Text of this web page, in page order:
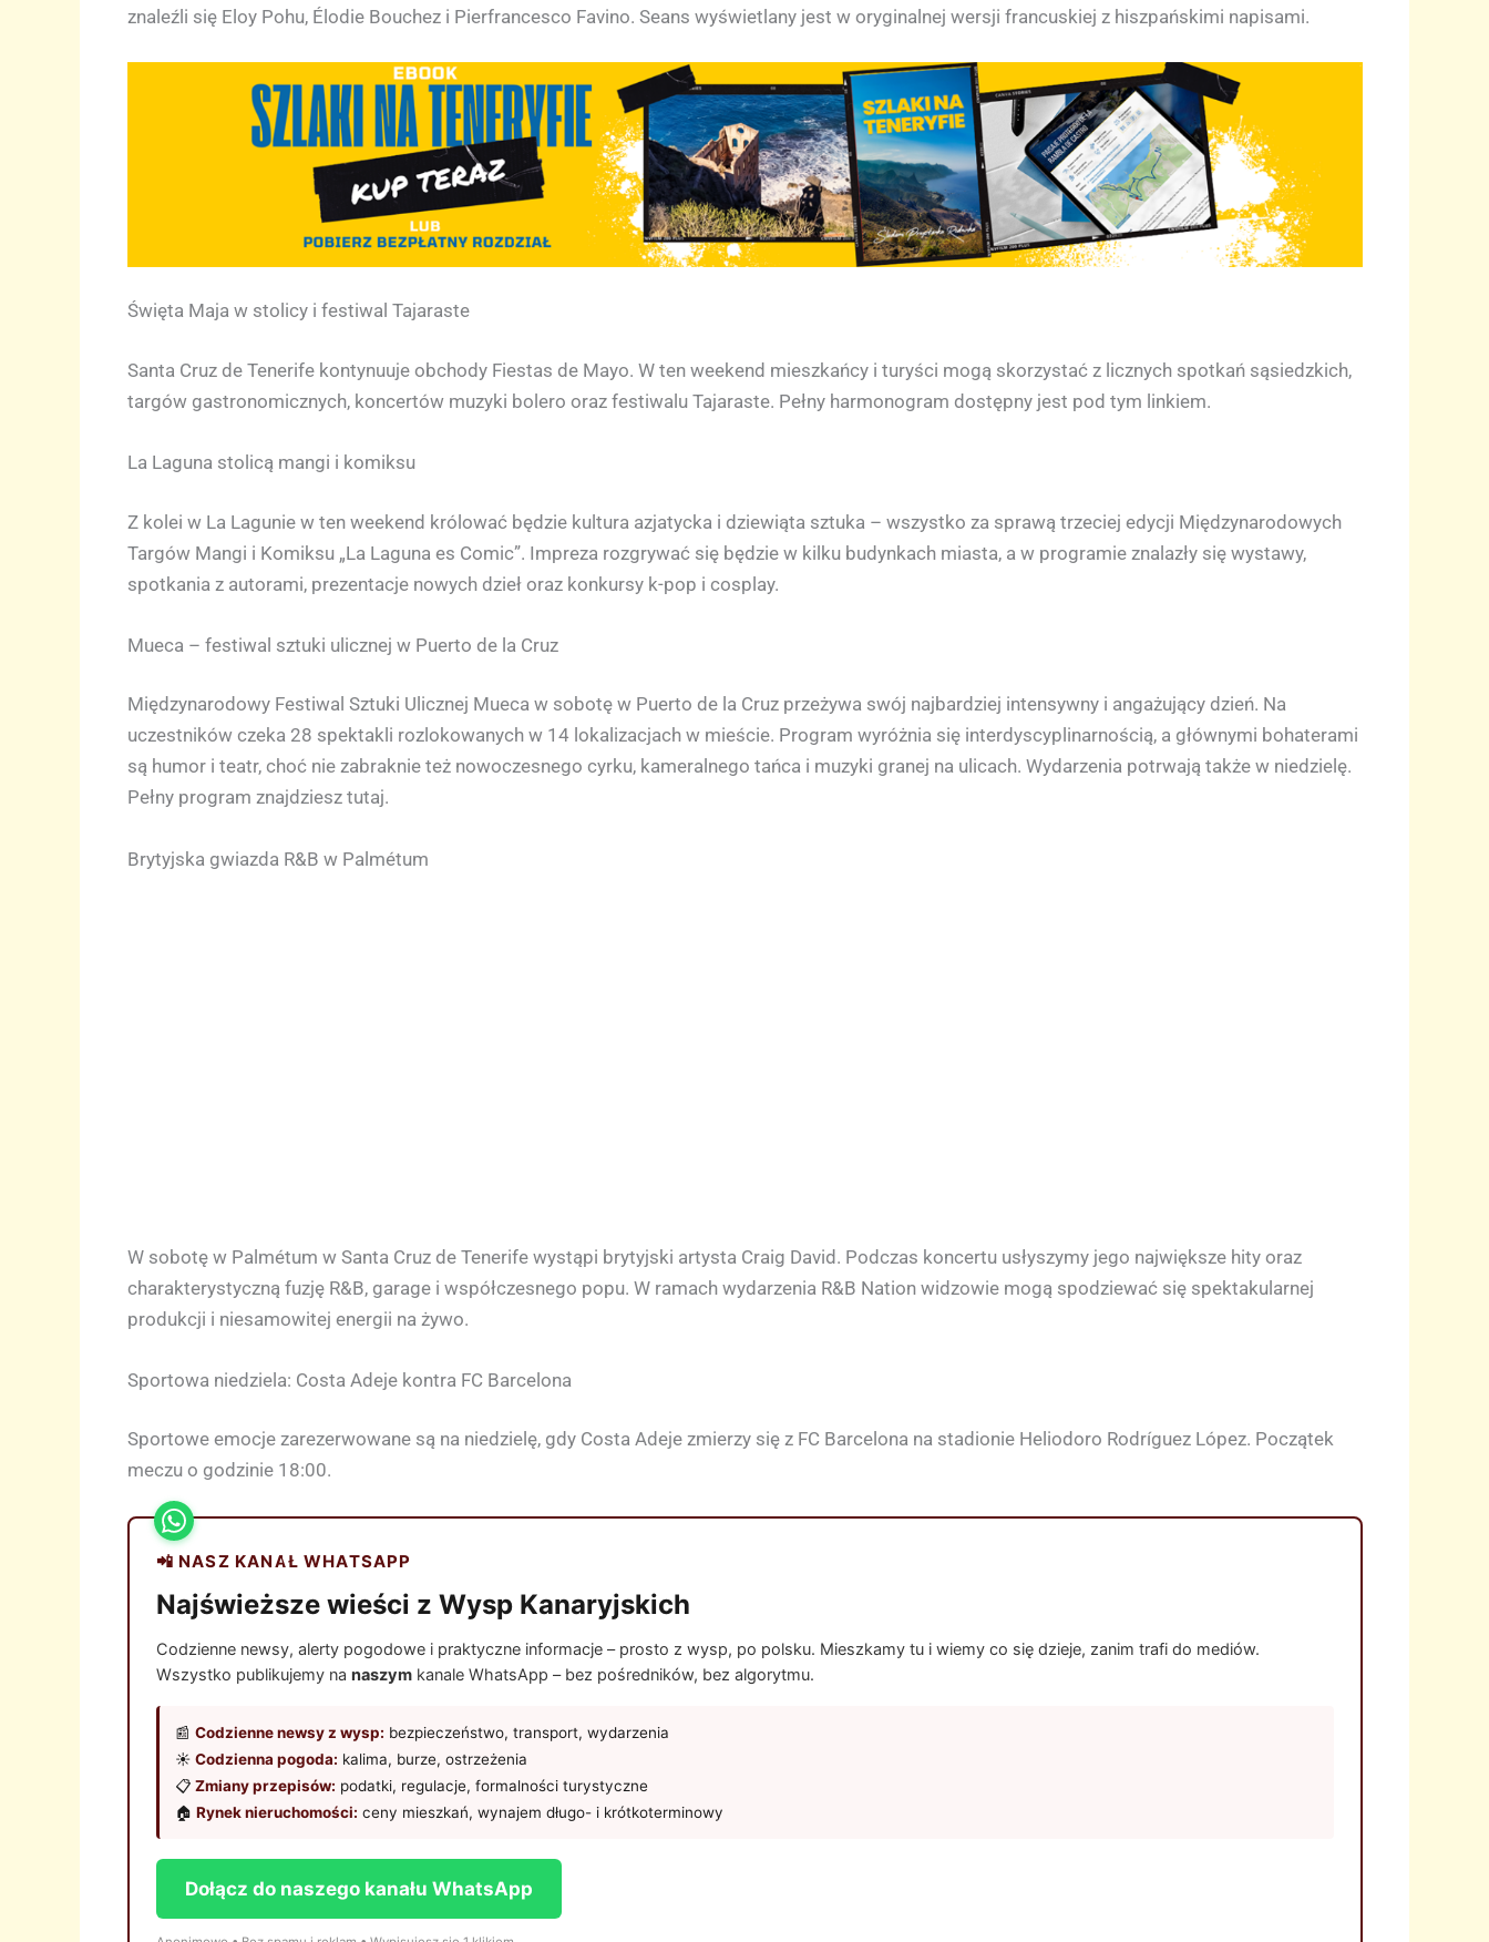
znaleźli się Eloy Pohu, Élodie Bouchez i Pierfrancesco Favino. Seans wyświetlany jest w oryginalnej wersji francuskiej z hiszpańskimi napisami.
Święta Maja w stolicy i festiwal Tajaraste
Santa Cruz de Tenerife kontynuuje obchody Fiestas de Mayo. W ten weekend mieszkańcy i turyści mogą skorzystać z licznych spotkań sąsiedzkich,
targów gastronomicznych, koncertów muzyki bolero oraz festiwalu Tajaraste. Pełny harmonogram dostępny jest pod tym linkiem.
La Laguna stolicą mangi i komiksu
Z kolei w La Lagunie w ten weekend królować będzie kultura azjatycka i dziewiąta sztuka – wszystko za sprawą trzeciej edycji Międzynarodowych
Targów Mangi i Komiksu „La Laguna es Comic”. Impreza rozgrywać się będzie w kilku budynkach miasta, a w programie znalazły się wystawy,
spotkania z autorami, prezentacje nowych dzieł oraz konkursy k-pop i cosplay.
Mueca – festiwal sztuki ulicznej w Puerto de la Cruz
Międzynarodowy Festiwal Sztuki Ulicznej Mueca w sobotę w Puerto de la Cruz przeżywa swój najbardziej intensywny i angażujący dzień. Na
uczestników czeka 28 spektakli rozlokowanych w 14 lokalizacjach w mieście. Program wyróżnia się interdyscyplinarnością, a głównymi bohaterami
są humor i teatr, choć nie zabraknie też nowoczesnego cyrku, kameralnego tańca i muzyki granej na ulicach. Wydarzenia potrwają także w niedzielę.
Pełny program znajdziesz tutaj.
Brytyjska gwiazda R&B w Palmétum
W sobotę w Palmétum w Santa Cruz de Tenerife wystąpi brytyjski artysta Craig David. Podczas koncertu usłyszymy jego największe hity oraz
charakterystyczną fuzję R&B, garage i współczesnego popu. W ramach wydarzenia R&B Nation widzowie mogą spodziewać się spektakularnej
produkcji i niesamowitej energii na żywo.
Sportowa niedziela: Costa Adeje kontra FC Barcelona
Sportowe emocje zarezerwowane są na niedzielę, gdy Costa Adeje zmierzy się z FC Barcelona na stadionie Heliodoro Rodríguez López. Początek
meczu o godzinie 18:00.
📲 NASZ KANAŁ WHATSAPP
Najświeższe wieści z Wysp Kanaryjskich
Codzienne newsy, alerty pogodowe i praktyczne informacje – prosto z wysp, po polsku. Mieszkamy tu i wiemy co się dzieje, zanim trafi do mediów.
Wszystko publikujemy na naszymkanale WhatsApp – bez pośredników, bez algorytmu.
📰 Codzienne newsy z wysp: bezpieczeństwo, transport, wydarzenia
☀️ Codzienna pogoda: kalima, burze, ostrzeżenia
📋 Zmiany przepisów: podatki, regulacje, formalności turystyczne
🏠 Rynek nieruchomości: ceny mieszkań, wynajem długo- i krótkoterminowy
Dołącz do naszego kanału WhatsApp